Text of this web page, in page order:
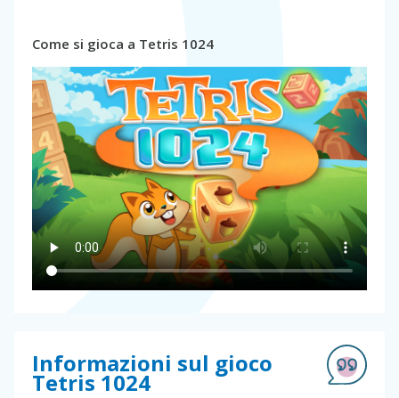
Come si gioca a Tetris 1024
Informazioni sul gioco
Tetris 1024